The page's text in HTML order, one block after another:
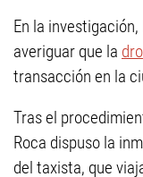
En la
averiguar que la
transacción en la
Tras el
Roca dispuso la
del taxista, que